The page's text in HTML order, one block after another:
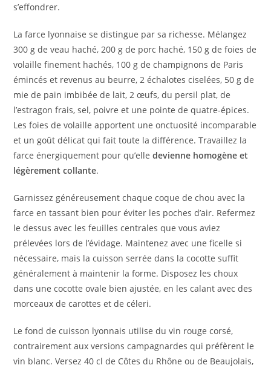
s’effondrer.
La farce lyonnaise se distingue par sa richesse. Mélangez
300 g de veau haché, 200 g de porc haché, 150 g de foies de
volaille finement hachés, 100 g de champignons de Paris
émincés et revenus au beurre, 2 échalotes ciselées, 50 g de
mie de pain imbibée de lait, 2 œufs, du persil plat, de
l’estragon frais, sel, poivre et une pointe de quatre-épices.
Les foies de volaille apportent une onctuosité incomparable
et un goût délicat qui fait toute la différence. Travaillez la
farce énergiquement pour qu’elledevienne homogène et
légèrement collante.
Garnissez généreusement chaque coque de chou avec la
farce en tassant bien pour éviter les poches d’air. Refermez
le dessus avec les feuilles centrales que vous aviez
prélevées lors de l’évidage. Maintenez avec une ficelle si
nécessaire, mais la cuisson serrée dans la cocotte suffit
généralement à maintenir la forme. Disposez les choux
dans une cocotte ovale bien ajustée, en les calant avec des
morceaux de carottes et de céleri.
Le fond de cuisson lyonnais utilise du vin rouge corsé,
contrairement aux versions campagnardes qui préfèrent le
vin blanc. Versez 40 cl de Côtes du Rhône ou de Beaujolais,